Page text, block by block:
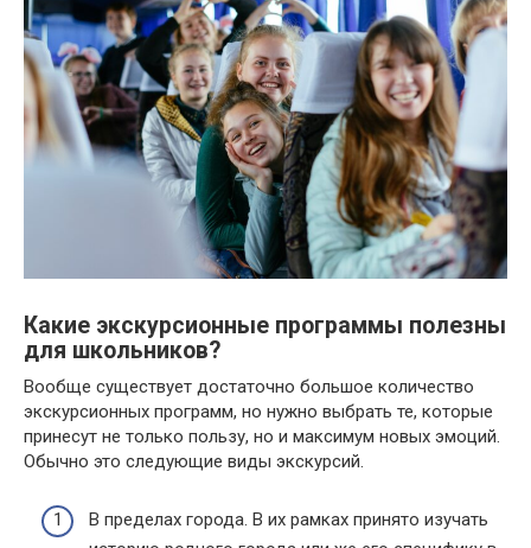
Какие экскурсионные программы полезны
для школьников?
Вообще существует достаточно большое количество
экскурсионных программ, но нужно выбрать те, которые
принесут не только пользу, но и максимум новых эмоций.
Обычно это следующие виды экскурсий.
В пределах города. В их рамках принято изучать